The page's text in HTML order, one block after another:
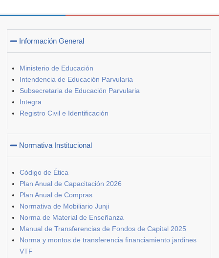
Información General
Ministerio de Educación
Intendencia de Educación Parvularia
Subsecretaria de Educación Parvularia
Integra
Registro Civil e Identificación
Normativa Institucional
Código de Ética
Plan Anual de Capacitación 2026
Plan Anual de Compras
Normativa de Mobiliario Junji
Norma de Material de Enseñanza
Manual de Transferencias de Fondos de Capital 2025
Norma y montos de transferencia financiamiento jardines
VTF